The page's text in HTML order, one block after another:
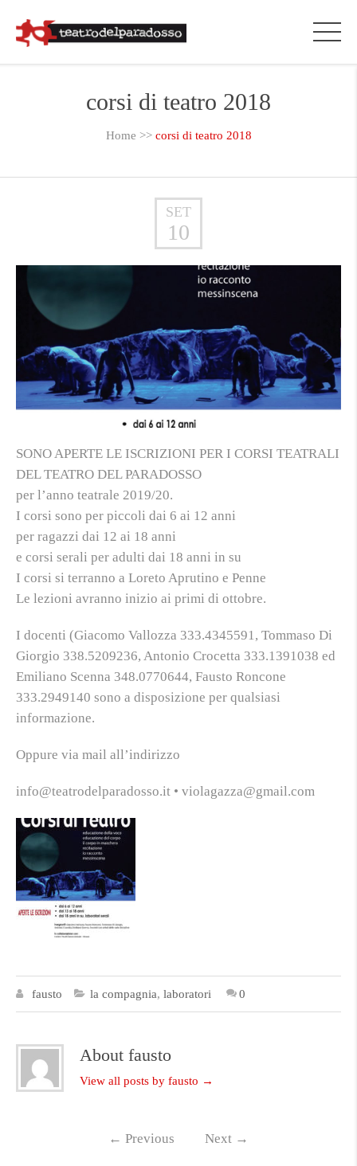
corsi di teatro 2018
Home >> corsi di teatro 2018
SET
10
SONO APERTE LE ISCRIZIONI PER I CORSI TEATRALI
DEL TEATRO DEL PARADOSSO
per l’anno teatrale 2019/20.
I corsi sono per piccoli dai 6 ai 12 anni
per ragazzi dai 12 ai 18 anni
e corsi serali per adulti dai 18 anni in su
I corsi si terranno a Loreto Aprutino e Penne
Le lezioni avranno inizio ai primi di ottobre.
I docenti (Giacomo Vallozza 333.4345591, Tommaso Di
Giorgio 338.5209236, Antonio Crocetta 333.1391038 ed
Emiliano Scenna 348.0770644, Fausto Roncone
333.2949140 sono a disposizione per qualsiasi
informazione.
Oppure via mail all’indirizzo
info@teatrodelparadosso.it • violagazza@gmail.com
fausto la compagnia, laboratori 0
About fausto
View all posts by fausto →
← Previous Next →